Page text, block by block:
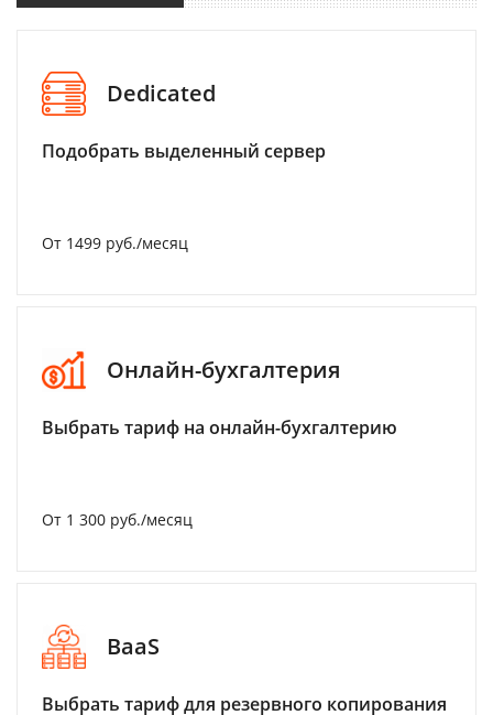
Dedicated
Подобрать выделенный сервер
От 1499 руб./месяц
Онлайн-бухгалтерия
Выбрать тариф на онлайн-бухгалтерию
От 1 300 руб./месяц
BaaS
Выбрать тариф для резервного копирования